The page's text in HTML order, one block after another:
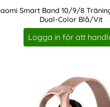
Smart Band 10/9/8
Dual-Color Blå/Vit
nr 219539
Logga in för att
Smart Band 8